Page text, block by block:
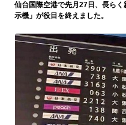
仙台国際空港で先月27日、長ら
示機」が役目を終えました。